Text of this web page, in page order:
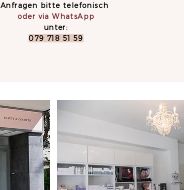
Anfragen bitte telefonisch
oder via WhatsApp
unter:
079 718 51 59